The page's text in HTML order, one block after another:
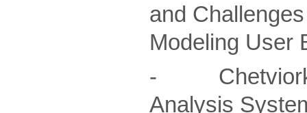
and
Modeling User
-
Analysis